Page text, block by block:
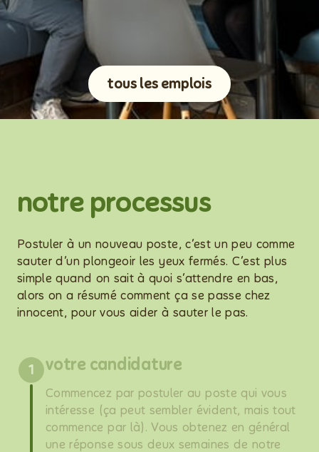
tous les emplois
notre processus
Postuler à un nouveau poste, c’est un peu comme
sauter d’un plongeoir les yeux fermés. C’est plus
simple quand on sait à quoi s’attendre en bas,
alors on a résumé comment ça se passe chez
innocent, pour vous aider à sauter le pas.
1 votre candidature
Commencez par postuler au poste qui vous
intéresse (ça peut sembler évident, mais tout
commence par là). Vous obtenez en général
une réponse sous deux semaines de notre